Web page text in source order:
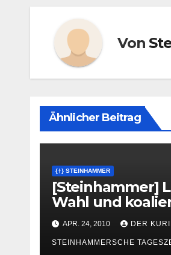
Von
Ähnlicher Beitrag
{†} STEINHAMMER
[Steinhammer]
Wahl und
FPS
APR. 24, 2010 DER
STEINHAMMERSCHE